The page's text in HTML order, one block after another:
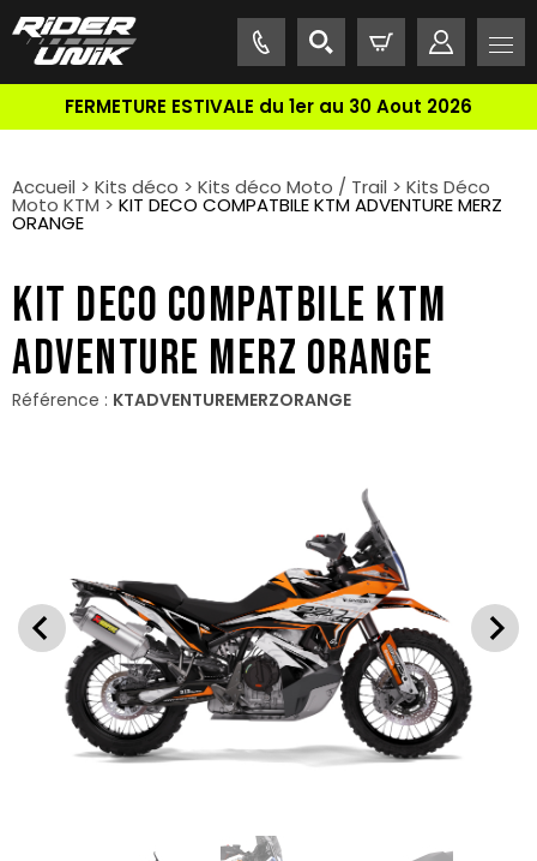
FERMETURE ESTIVALE du 1er au 30 Aout 2026
Accueil > Kits déco > Kits déco Moto / Trail > Kits Déco
Moto KTM > KIT DECO COMPATBILE KTM ADVENTURE MERZ
ORANGE
KIT DECO COMPATBILE KTM
ADVENTURE MERZ ORANGE
Référence : KTADVENTUREMERZORANGE